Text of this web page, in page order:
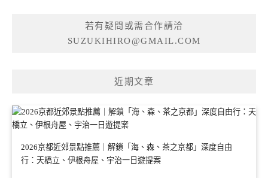
若有疑問或需合作請洽
SUZUKIHIRO@GMAIL.COM
近期文章
2026京都近郊景點推薦｜解鎖「海、森、茶之京都」深度自由
行：天橋立、伊根舟屋、宇治一日遊提案